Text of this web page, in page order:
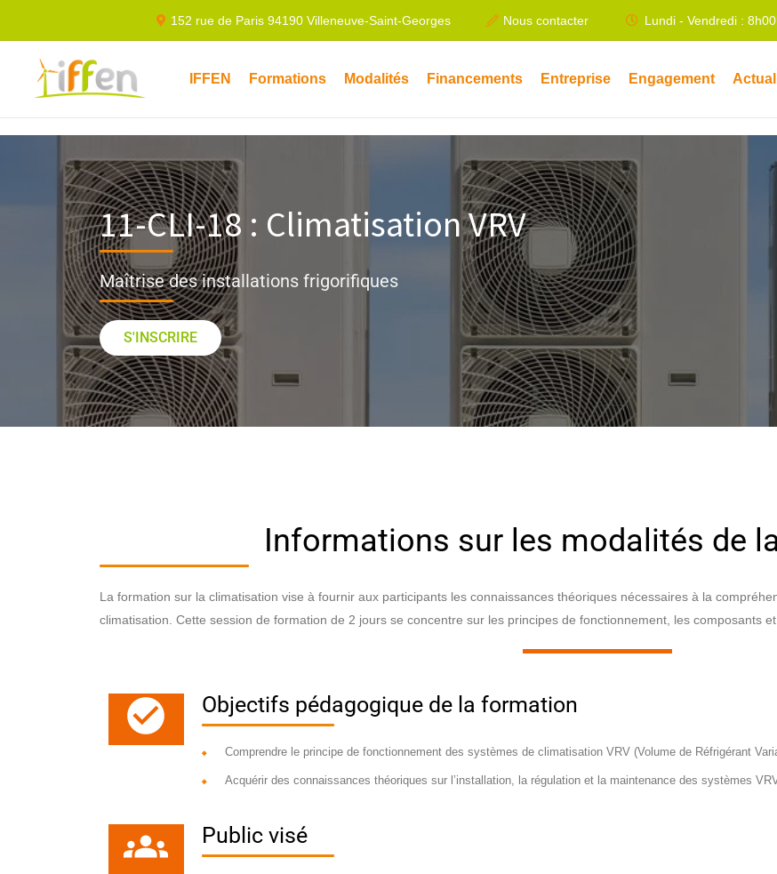
152 rue de Paris 94190 Villeneuve-Saint-Georges Nous contacter Lundi - Vendredi :
IFFEN Formations Modalités Financements Entreprise Engagement
11-CLI-18 : Climatisation VRV
Maîtrise des installations frigorifiques
S'INSCRIRE
Informations sur les modalités de
La formation sur la climatisation vise à fournir aux participants les connaissances théoriques nécessaires à la
climatisation. Cette session de formation de 2 jours se concentre sur les principes de fonctionnement, les composants
Objectifs pédagogique de la formation
Comprendre le principe de fonctionnement des systèmes de climatisation VRV (Volume de Réfrigérant
Acquérir des connaissances théoriques sur l’installation, la régulation et la maintenance des systèmes
Public visé